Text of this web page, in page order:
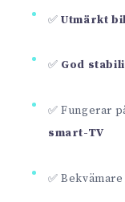
✅Utmärkt
✅ God
✅ Fungerar
smart-TV
✅